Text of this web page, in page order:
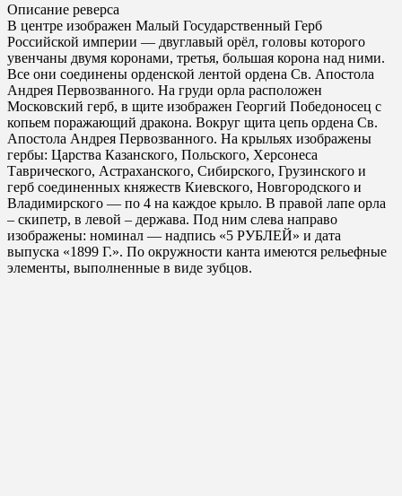
Описание реверса
В центре изображен Малый Государственный Герб
Российской империи — двуглавый орёл, головы которого
увенчаны двумя коронами, третья, большая корона над ними.
Все они соединены орденской лентой ордена Св. Апостола
Андрея Первозванного. На груди орла расположен
Московский герб, в щите изображен Георгий Победоносец с
копьем поражающий дракона. Вокруг щита цепь ордена Св.
Апостола Андрея Первозванного. На крыльях изображены
гербы: Царства Казанского, Польского, Херсонеса
Таврического, Астраханского, Сибирского, Грузинского и
герб соединенных княжеств Киевского, Новгородского и
Владимирского — по 4 на каждое крыло. В правой лапе орла
– скипетр, в левой – держава. Под ним слева направо
изображены: номинал — надпись «5 РУБЛЕЙ» и дата
выпуска «1899 Г.». По окружности канта имеются рельефные
элементы, выполненные в виде зубцов.